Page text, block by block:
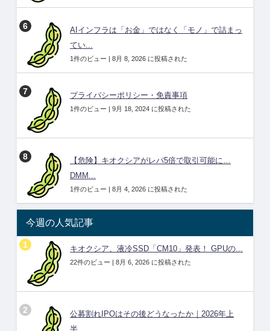
AIインフラは「お金」ではなく「モノ」で詰まっ
てい...
1件のビュー | 8月 8, 2026 に投稿された
プライバシーポリシー・免責事項
1件のビュー | 9月 18, 2024 に投稿された
【危険】キオクシアがレバ5倍で取引可能に…
DMM...
1件のビュー | 8月 4, 2026 に投稿された
今週の人気記事
キオクシア、液冷SSD「CM10」発表！ GPUの...
22件のビュー | 8月 6, 2026 に投稿された
公募割れIPOはその後どうなったか｜2026年上
半...